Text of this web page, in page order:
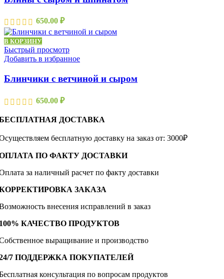
650.00 ₽
В КОРЗИНУ
Быстрый просмотр
Добавить в избранное
Блинчики с ветчиной и сыром
650.00 ₽
ДОСТАВКА
бесплатную доставку на заказ от: 3000₽
ПО ФАКТУ ДОСТАВКИ
за наличный расчет по факту доставки
ЗАКАЗА
внесения исправлений в заказ
КАЧЕСТВО ПРОДУКТОВ
выращивание и производство
7 ПОДДЕРЖКА ПОКУПАТЕЛЕЙ
консультация по вопросам продуктов